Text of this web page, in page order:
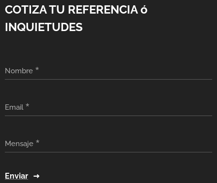
COTIZA TU REFERENCIA ó
INQUIETUDES
Nombre
Email
Mensaje
Enviar